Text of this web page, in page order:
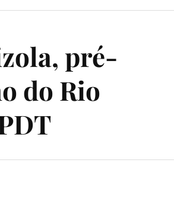
pré-
do Rio